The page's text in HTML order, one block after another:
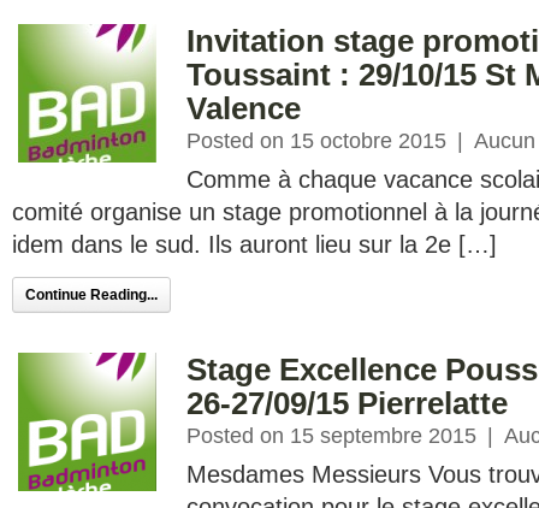
Invitation stage
Toussaint : 29/10/15 St
Valence
Posted on 15 octobre 2015
Comme à chaque vacance
comité organise un stage promotionnel à la
idem dans le sud. Ils auront lieu sur la 2e […]
Continue Reading...
Stage Excellence
26-27/09/15 Pierrelatte
Posted on 15 septembre 2015
Mesdames Messieurs Vous